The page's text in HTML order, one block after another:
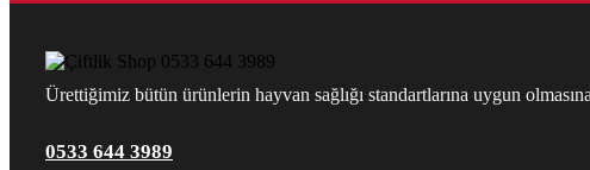
Ürettiğimiz bütün ürünlerin hayvan sağlığı standartlarına uygun
0533 644 3989